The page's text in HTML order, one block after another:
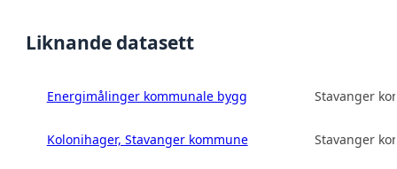
Liknande datasett
Energimålinger kommunale bygg Stavanger
Kolonihager, Stavanger kommune Stavanger